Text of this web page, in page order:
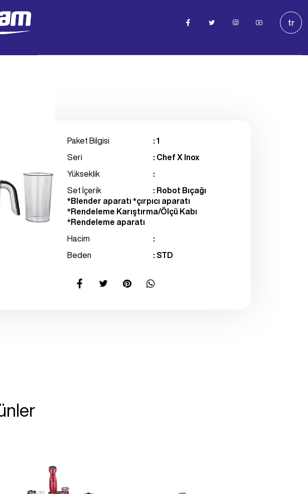
tr
Paket Bilgisi : 1
Seri : Chef X Inox
Yükseklik :
Set İçerik
: Robot Bıçağı
*Blender aparatı *çırpıcı aparatı
*Rendeleme Karıştırma/Ölçü Kabı
*Rendeleme aparatı
Hacim :
Beden : STD